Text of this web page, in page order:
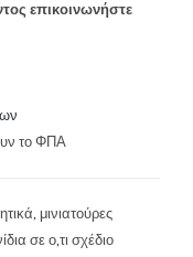
επικοινωνήστε
το ΦΠΑ
μινιατούρες
σε ο,τι σχέδιο